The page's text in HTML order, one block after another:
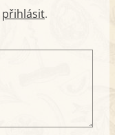
přihlásit.